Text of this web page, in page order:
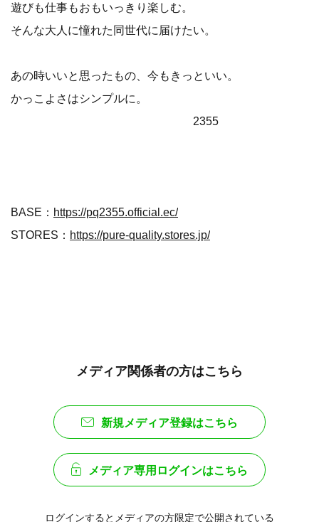
遊びも仕事もおもいっきり楽しむ。
そんな大人に憧れた同世代に届けたい。
あの時いいと思ったもの、今もきっといい。
かっこよさはシンプルに。
2355
BASE： https://pq2355.official.ec/
STORES： https://pure-quality.stores.jp/
メディア関係者の方はこちら
新規メディア登録はこちら
メディア専用ログインはこちら
ログインするとメディアの方限定で公開されている